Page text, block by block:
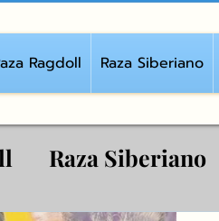
Ragdoll Raza Siberiano
Raza Siberiano